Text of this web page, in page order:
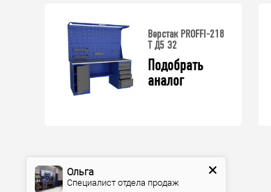
Верстак PROFFI-218
T Д5 Э2
Подобрать
аналог
Ольга
Специалист отдела продаж